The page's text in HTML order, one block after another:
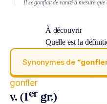
Il se gonflait de vanité à mesure que
À découvrir
Quelle est la
Synonymes de
gonfler
v. (1er gr.)